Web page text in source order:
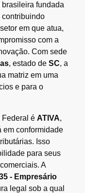
brasileira fundada
contribuindo
em que atua,
com a
Com sede
, estado de SC, a
matriz em uma
e para o
Federal é ATIVA,
em conformidade
Isso
para seus
A
- Empresário
legal sob a qual